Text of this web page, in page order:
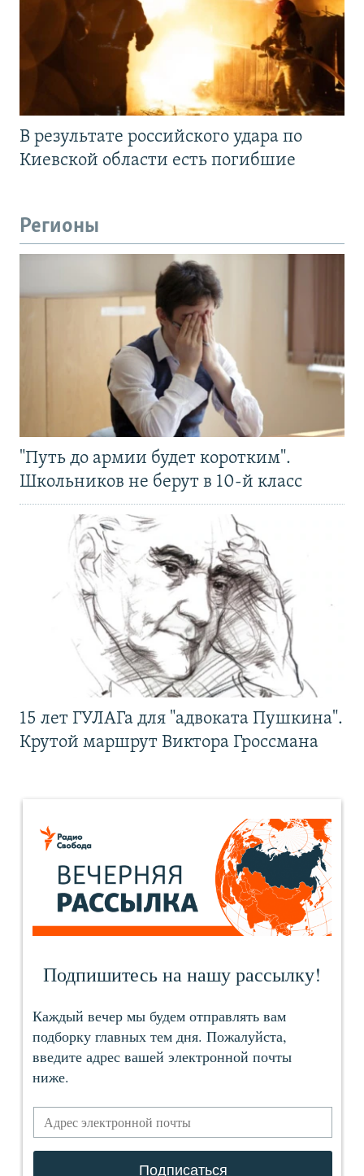
В результате российского удара по
Киевской области есть погибшие
Регионы
"Путь до армии будет коротким".
Школьников не берут в 10-й класс
15 лет ГУЛАГа для "адвоката Пушкина".
Крутой маршрут Виктора Гроссмана